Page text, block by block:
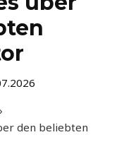
den beliebten